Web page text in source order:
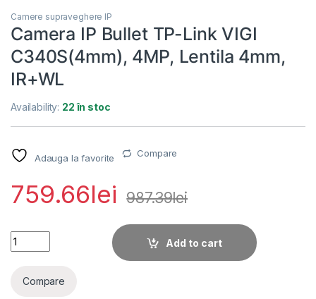
Camere supraveghere IP
Camera IP Bullet TP-Link VIGI
C340S(4mm), 4MP, Lentila 4mm,
IR+WL
Availability: 22 în stoc
Adauga la favorite Compare
759.66lei 987.39lei
Camera IP Bullet TP-Link VIGI C340S(4mm), 4MP, Lentila
Add to cart
Compare